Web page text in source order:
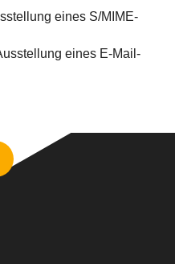
eines S/MIME-
eines E-Mail-